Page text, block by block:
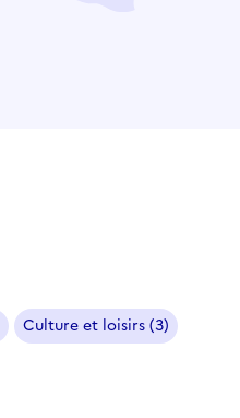
Culture et loisirs (3)